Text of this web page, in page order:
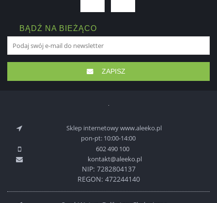
BĄDŹ NA BIEŻĄCO
ZAPISZ
Sklep internetowy www.aleeko.pl
pon-pt: 10:00-14:00
602 490 100
kontakt@aleeko.pl
NIP: 7282804137
REGON: 472244140